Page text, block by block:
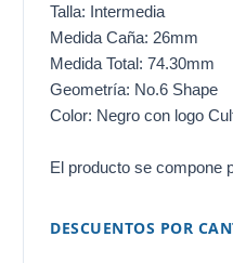
Talla: Intermedia
Medida Caña: 26mm
Medida Total: 74.30mm
Geometría: No.6 Shape
Color: Negro con logo
El producto se compone
DESCUENTOS POR